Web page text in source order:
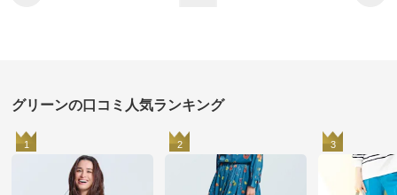
グリーンの口コミ人気ランキング
1 2 3